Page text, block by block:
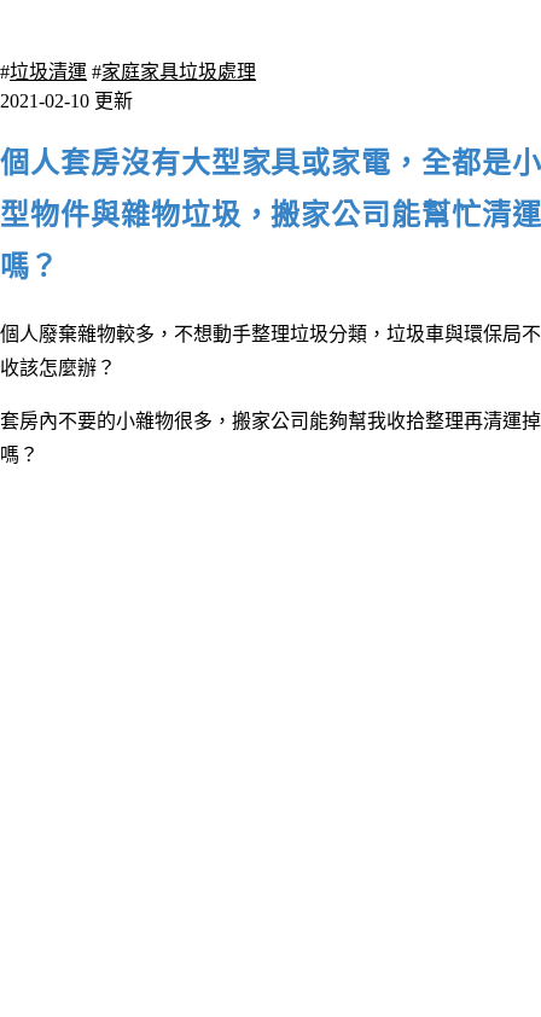
#垃圾清運 #家庭家具垃圾處理
2021-02-10 更新
個人套房沒有大型家具或家電，全都是小
型物件與雜物垃圾，搬家公司能幫忙清運
嗎？
個人廢棄雜物較多，不想動手整理垃圾分類，垃圾車與環保局不
收該怎麼辦？
套房內不要的小雜物很多，搬家公司能夠幫我收拾整理再清運掉
嗎 ？